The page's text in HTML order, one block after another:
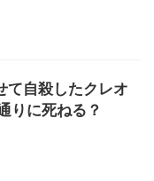
て自殺したクレオ
りに死ねる？